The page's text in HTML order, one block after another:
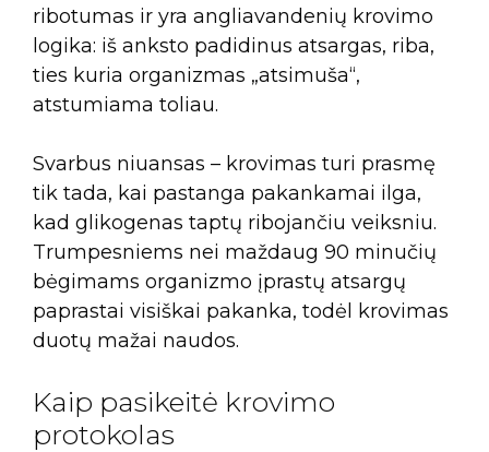
ribotumas ir yra angliavandenių krovimo
logika: iš anksto padidinus atsargas, riba,
ties kuria organizmas „atsimuša“,
atstumiama toliau.
Svarbus niuansas – krovimas turi prasmę
tik tada, kai pastanga pakankamai ilga,
kad glikogenas taptų ribojančiu veiksniu.
Trumpesniems nei maždaug 90 minučių
bėgimams organizmo įprastų atsargų
paprastai visiškai pakanka, todėl krovimas
duotų mažai naudos.
Kaip pasikeitė krovimo
protokolas